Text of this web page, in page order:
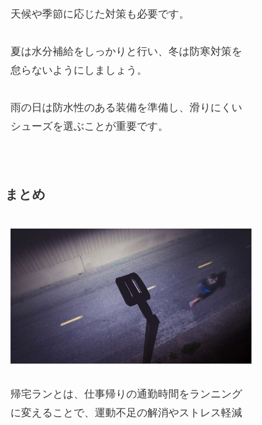
天候や季節に応じた対策も必要です。
夏は水分補給をしっかりと行い、冬は防寒対策を
怠らないようにしましょう。
雨の日は防水性のある装備を準備し、滑りにくい
シューズを選ぶことが重要です。
まとめ
帰宅ランとは、仕事帰りの通勤時間をランニング
に変えることで、運動不足の解消やストレス軽減